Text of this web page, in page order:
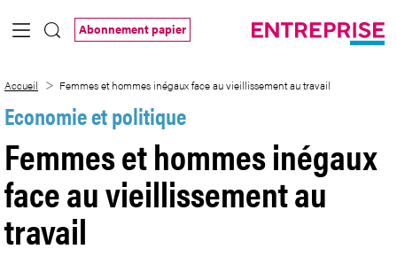
Saut au contenu principal
Abonnement papier
Accueil Femmes et hommes inégaux face au vieillissement au travail
Economie et politique
Femmes et hommes inégaux
face au vieillissement au
travail